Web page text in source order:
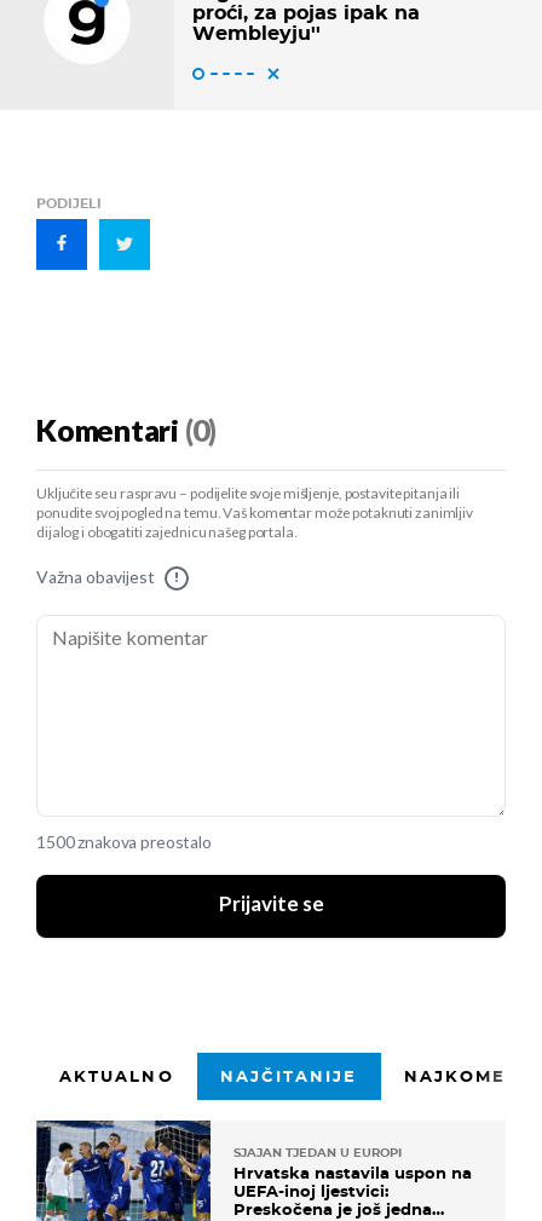
proći, za pojas ipak na
Wembleyju''
PODIJELI
Komentari (0)
Uključite se u raspravu – podijelite svoje mišljenje, postavite pitanja ili
ponudite svoj pogled na temu. Vaš komentar može potaknuti zanimljiv
dijalog i obogatiti zajednicu našeg portala.
Važna obavijest !
1500 znakova preostalo
Prijavite se
AKTUALNO NAJČITANIJE
SJAJAN TJEDAN U EUROPI
Hrvatska nastavila uspon na
UEFA-inoj ljestvici:
Preskočena je još jedna